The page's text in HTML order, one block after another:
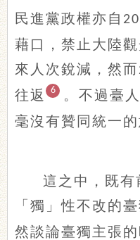
民進黨政權亦自
藉口，禁止大陸
來人次銳減，然而
往返
6 。不過臺
毫沒有贊同統一的
這之中，既有
「獨」性不改的
然談論臺獨主張